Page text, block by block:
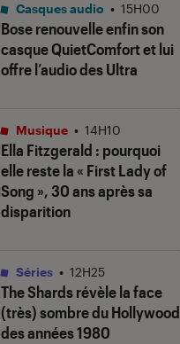
Bose renouvelle enfin son
casque QuietComfort et lui
offre l’audio des Ultra
Casques audio • 15H00
Ella Fitzgerald : pourquoi
elle reste la « First Lady of
Song », 30 ans après sa
disparition
Musique • 14H10
The Shardsrévèle la face
(très) sombre du Hollywood
des années 1980
Séries • 12H25